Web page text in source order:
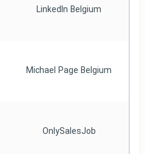
LinkedIn Belgium
Michael Page Belgium
OnlySalesJob